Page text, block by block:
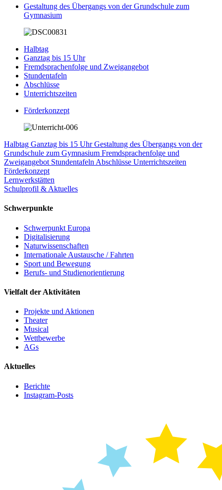
Gestaltung des Übergangs von der Grundschule zum
Gymnasium
Halbtag
Ganztag bis 15 Uhr
Fremdsprachenfolge und Zweigangebot
Stundentafeln
Abschlüsse
Unterrichtszeiten
Förderkonzept
Halbtag Ganztag bis 15 UhrGestaltung des Übergangs von der
Grundschule zum Gymnasium Fremdsprachenfolge und
Zweigangebot Stundentafeln Abschlüsse Unterrichtszeiten
Förderkonzept
Lernwerkstätten
Schulprofil & Aktuelles
Schwerpunkte
Schwerpunkt Europa
Digitalisierung
Naturwissenschaften
Internationale Austausche / Fahrten
Sport und Bewegung
Berufs- und Studienorientierung
Vielfalt der Aktivitäten
Projekte und Aktionen
Theater
Musical
Wettbewerbe
AGs
Aktuelles
Berichte
Instagram-Posts